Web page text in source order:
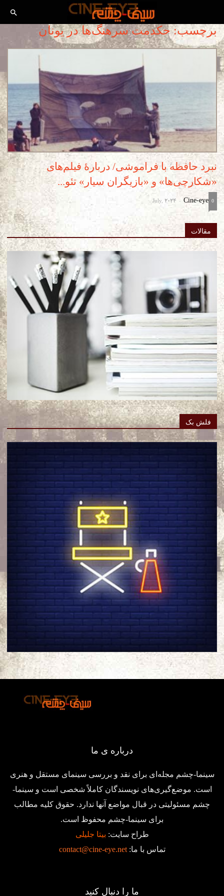
برچسب: حکدمت سرهنگ‌ها در یونان
نبرد حافظه با فراموشی/ دربارۀ فیلم‌های
«شکارچی‌ها» و «بازیگران سیار» تئو...
Cine-eye
-
July, 2024 0
مقالات
فلش بک
درباره ی ما
سینما-چشم مجله‌ای برای نقد و بررسی سینمای مستقل و هنری
است. موضع‌گیری‌های نویسندگان کاملاً شخصی است و سینما-
چشم مسئولیتی در قبال مواضع آنها ندارد. حقوق کلیه مطالب
برای سینما-چشم محفوظ است.
طراح سایت: بیتا جلیلی
تماس با ما:contact@cine-eye.net
ما را دنبال کنید